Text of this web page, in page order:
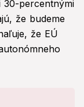
30-percentnými
že budeme
že EÚ